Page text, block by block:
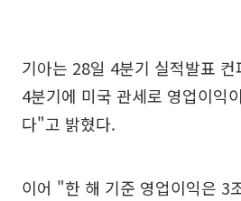
기아는 28일 4분기 실적발표
4분기에 미국 관세로 영업이익
다"고 밝혔다.
이어 "한 해 기준 영업이익은 3